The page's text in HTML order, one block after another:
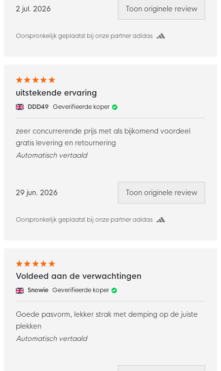
2 jul. 2026
Oorspronkelijk geplaatst bij onze partner adidas
Toon originele review
29 jun. 2026
Oorspronkelijk geplaatst bij onze partner adidas
uitstekende ervaring
DDD49 Geverifieerde koper
zeer concurrerende prijs met als bijkomend voordeel
gratis levering en retournering
Automatisch vertaald
Toon originele review
Voldeed aan de verwachtingen
Snowie Geverifieerde koper
Goede pasvorm, lekker strak met demping op de juiste
plekken
Automatisch vertaald